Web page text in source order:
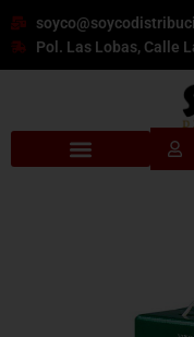
Pol. Las Lobas, Calle